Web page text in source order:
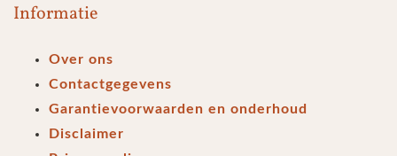
Informatie
Over ons
Contactgegevens
Garantievoorwaarden en onderhoud
Disclaimer